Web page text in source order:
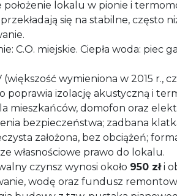
położenie lokalu w pionie i
się na stabilne, często
C.O. miejskie. Ciepła woda: piec
(większość wymieniona w 2015 r.,
poprawia izolację akustyczną i
mieszkańców, domofon oraz
bezpieczeństwa; zadbana
założona, bez obciążeń;
własnościowe prawo do lokalu.
czynsz wynosi około 950 złi
wodę oraz fundusz